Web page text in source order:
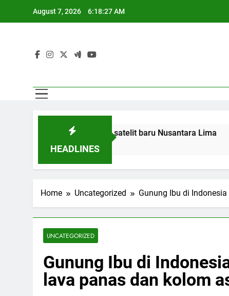
August 7, 2026 6:18:28 AM
HEADLINES
3T dengan satelit baru Nusantara Lima
Home Uncategorized Gunung Ibu di
UNCATEGORIZED
Gunung Ibu di
lava panas dan kolom